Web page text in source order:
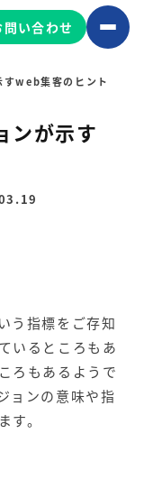
関向け】マーケティ
問い合わせ
すweb集客のヒント
ンが示す
う指標をご存知
いるところもあ
ろもあるようで
ョンの意味や指
。